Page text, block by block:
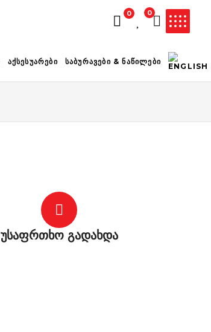
0 0
ᲐᲥᲡᲔᲡᲣᲐᲠᲔᲑᲘ ᲡᲐᲑᲣᲠᲐᲕᲔᲑᲘ & ᲜᲐᲬᲘᲚᲔᲑᲘ
უსაფრთხო გადახდა